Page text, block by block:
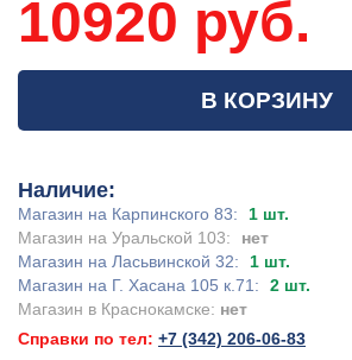
10920 руб.
В КОРЗИНУ
Наличие:
Магазин на Карпинского 83:
1 шт.
Магазин на Уральской 103:
нет
Магазин на Ласьвинской 32:
1 шт.
Магазин на Г. Хасана 105 к.71:
2 шт.
Магазин в Краснокамске: нет
Справки по тел: +7 (342) 206-06-83